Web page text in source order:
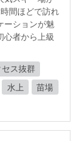
間ほどで訪れ
ーションが魅
心者から上級
セス抜群
水上
苗場